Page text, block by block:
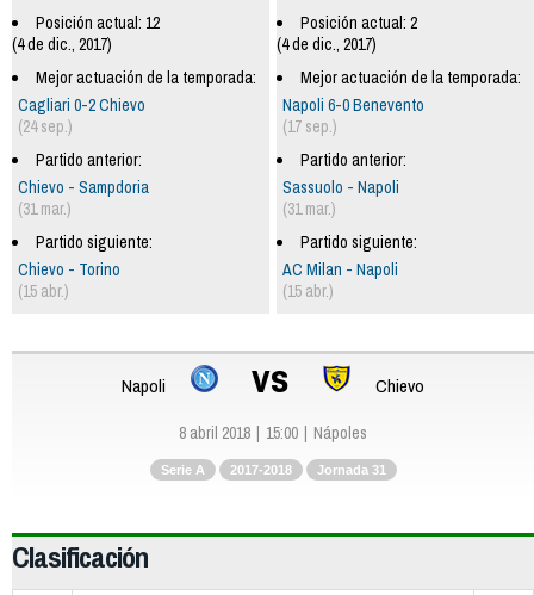
Posición actual: 2
(4 de dic., 2017)
Mejor actuación de la temporada:
Napoli 6-0 Benevento
(17 sep.)
Partido anterior:
Sassuolo - Napoli
(31 mar.)
Partido siguiente:
AC Milan - Napoli
(15 abr.)
Posición actual: 12
(4 de dic., 2017)
Mejor actuación de la temporada:
Cagliari 0-2 Chievo
(24 sep.)
Partido anterior:
Chievo - Sampdoria
(31 mar.)
Partido siguiente:
Chievo - Torino
(15 abr.)
Napoli vs Chievo
8 abril 2018 15:00 Nápoles
Serie A 2017-2018 Jornada 31
Clasificación